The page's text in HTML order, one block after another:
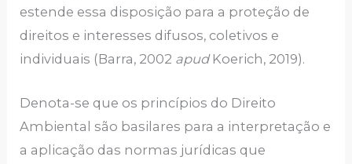
estende essa disposição para a proteção de
direitos e interesses difusos, coletivos e
individuais (Barra, 2002 apudKoerich, 2019).
Denota-se que os princípios do Direito
Ambiental são basilares para a interpretação e
a aplicação das normas jurídicas que